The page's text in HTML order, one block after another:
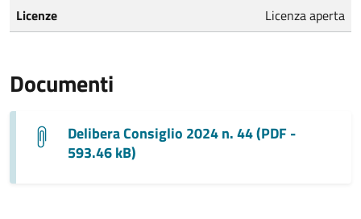
Licenze Licenza aperta
Documenti
Delibera Consiglio 2024 n. 44 (PDF -
593.46 kB)